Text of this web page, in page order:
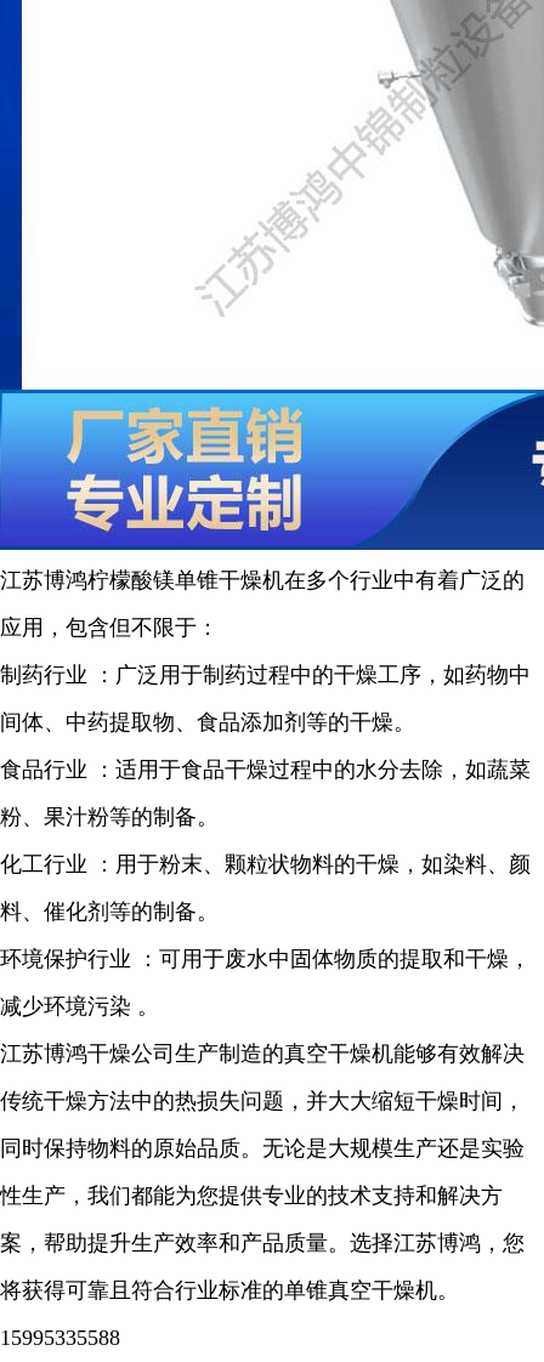
江苏博鸿柠檬酸镁单锥干燥机在多个行业中有着广泛的
应用，包含但不限于：
制药行业 ：广泛用于制药过程中的干燥工序，如药物中
间体、中药提取物、食品添加剂等的干燥。
食品行业 ：适用于食品干燥过程中的水分去除，如蔬菜
粉、果汁粉等的制备。
化工行业 ：用于粉末、颗粒状物料的干燥，如染料、颜
料、催化剂等的制备。
环境保护行业 ：可用于废水中固体物质的提取和干燥，
减少环境污染 。
江苏博鸿干燥公司生产制造的真空干燥机能够有效解决
传统干燥方法中的热损失问题，并大大缩短干燥时间，
同时保持物料的原始品质。无论是大规模生产还是实验
性生产，我们都能为您提供专业的技术支持和解决方
案，帮助提升生产效率和产品质量。选择江苏博鸿，您
将获得可靠且符合行业标准的单锥真空干燥机。
15995335588